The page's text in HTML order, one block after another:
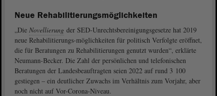
Neue Rehabilitierungsmöglichkeiten
„Die Novellierung der SED-Unrechtsbereinigungsgesetze hat 2019
neue Rehabilitierungs-möglichkeiten für politisch Verfolgte eröffnet,
die für Beratungen zu Rehabilitierungen genutzt wurden“, erklärte
Neumann-Becker. Die Zahl der persönlichen und telefonischen
Beratungen der Landesbeauftragten seien 2022 auf rund 3 100
gestiegen – ein deutlicher Zuwachs im Verhältnis zum Vorjahr, aber
noch nicht auf Vor-Corona-Niveau.